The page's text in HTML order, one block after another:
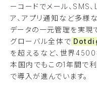
ーコードでメール、SMS、
ア、アプリ通知など多様
データの一元管理を実現
グローバル全体で
を超えるなど、世界
本国内でもこの1年間で
で導入が進んでいます。